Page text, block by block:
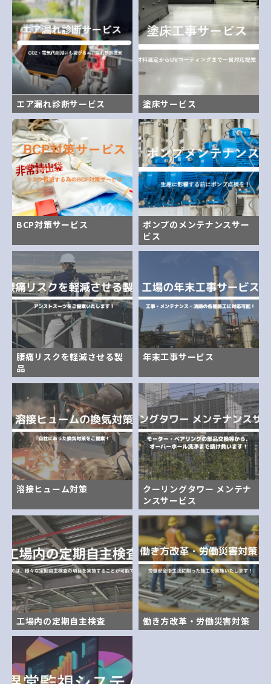
エア漏れ診断サービス 塗床サービス
BCP対策サービス
ポンプのメンテナンスサー
ビス
腰痛リスクを軽減させる製
品
年末工事サービス
溶接ヒューム対策
クーリングタワー メンテナ
ンスサービス
工場内の定期自主検査 働き方改革・労働災害対策